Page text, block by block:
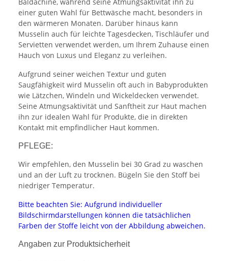
einer guten Wahl für Bettwäsche macht, besonders in
den wärmeren Monaten. Darüber hinaus kann
Musselin auch für leichte Tagesdecken, Tischläufer und
Servietten verwendet werden, um Ihrem Zuhause einen
Hauch von Luxus und Eleganz zu verleihen.
Aufgrund seiner weichen Textur und guten
Saugfähigkeit wird Musselin oft auch in Babyprodukten
wie Lätzchen, Windeln und Wickeldecken verwendet.
Seine Atmungsaktivität und Sanftheit zur Haut machen
ihn zur idealen Wahl für Produkte, die in direkten
Kontakt mit empfindlicher Haut kommen.
PFLEGE:
Wir empfehlen, den Musselin bei 30 Grad zu waschen
und an der Luft zu trocknen. Bügeln Sie den Stoff bei
niedriger Temperatur.
Bitte beachten Sie: Aufgrund individueller
Bildschirmdarstellungen können die tatsächlichen
Farben der Stoffe leicht von der Abbildung abweichen.
Angaben zur Produktsicherheit